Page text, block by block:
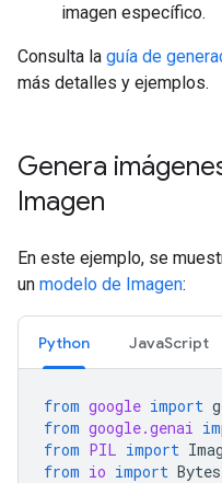
imagen específico.
Consulta la guía de
más detalles y ejemplos.
Genera
Imagen
En este ejemplo, se
un modelo de Imagen:
Python JavaScript
from google import
from google.genai
from PIL import
from io import